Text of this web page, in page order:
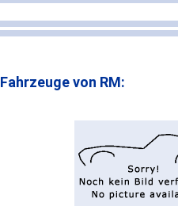
Fahrzeuge von RM: